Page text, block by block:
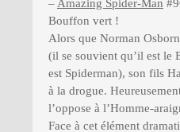
– Amazing Spider-Man
Bouffon vert !
Alors que Norman
(il se souvient qu’il est le
est Spiderman), son fils
à la drogue.
l’oppose à l’Homme-
Face à cet élément